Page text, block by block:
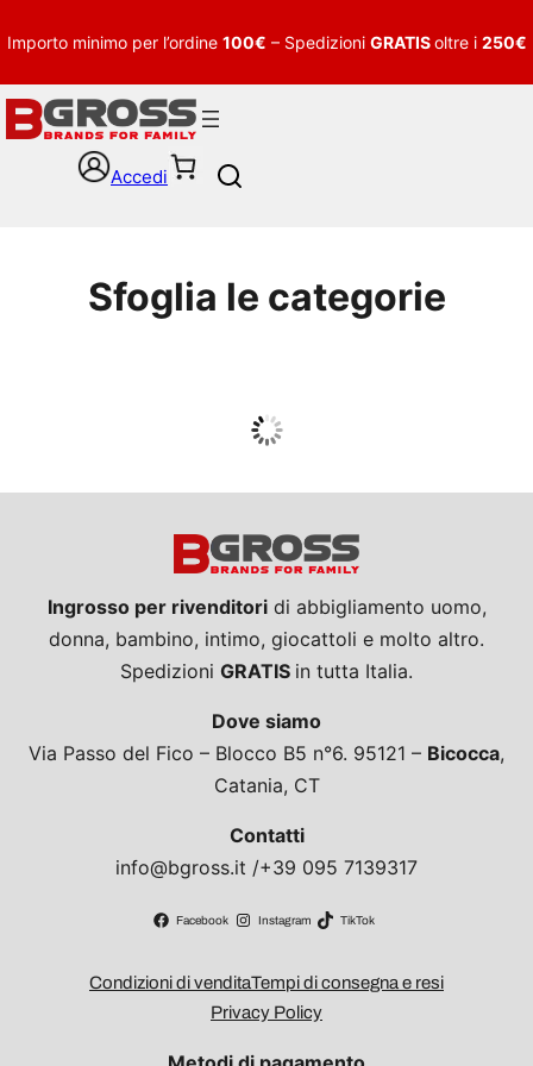
Importo minimo per l’ordine 100€ – Spedizioni GRATISoltre i 250€
Accedi
h
Sfoglia le categorie
Guarda tutto
Ingrosso per rivenditoridi abbigliamento uomo,
donna, bambino, intimo, giocattoli e molto altro.
Spedizioni GRATIS in tutta Italia.
Dove siamo
Via Passo del Fico – Blocco B5 n°6. 95121 – Bicocca,
Catania, CT
Contatti
info@bgross.it /+39 095 7139317
Facebook Instagram TikTok
Condizioni di venditaTempi di consegna e resi
Privacy Policy